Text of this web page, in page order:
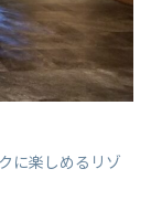
に楽しめるリゾ